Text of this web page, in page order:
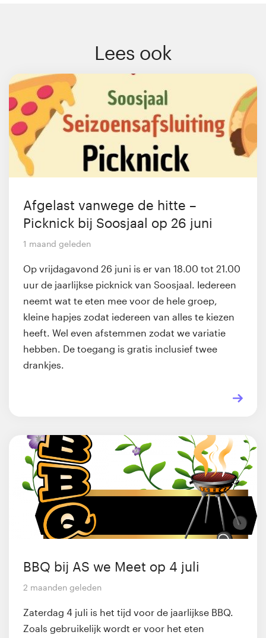
Lees ook
Afgelast vanwege de hitte –
Picknick bij Soosjaal op 26 juni
1 maand geleden
Op vrijdagavond 26 juni is er van 18.00 tot 21.00
uur de jaarlijkse picknick van Soosjaal. Iedereen
neemt wat te eten mee voor de hele groep,
kleine hapjes zodat iedereen van alles te kiezen
heeft. Wel even afstemmen zodat we variatie
hebben. De toegang is gratis inclusief twee
drankjes.
BBQ bij AS we Meet op 4 juli
2 maanden geleden
Zaterdag 4 juli is het tijd voor de jaarlijkse BBQ.
Zoals gebruikelijk wordt er voor het eten